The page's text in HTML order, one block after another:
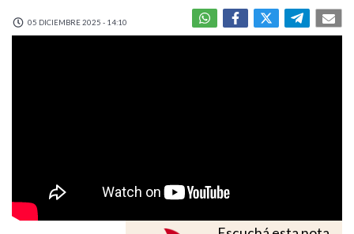
05 DICIEMBRE 2025 - 14:10